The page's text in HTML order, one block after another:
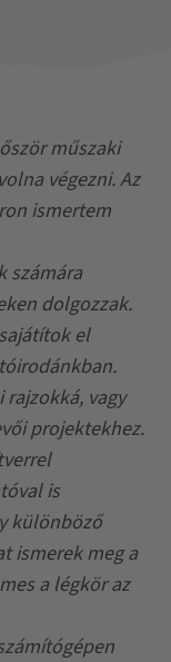
műszaki
végezni. Az
ismertem
számára
dolgozzak.
el
vagy
projektekhez.
is
különböző
ismerek meg a
a légkör az